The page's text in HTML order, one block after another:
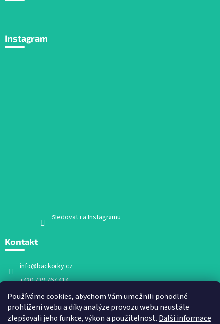
Používáme cookies, abychom Vám umožnili pohodlné
prohlížení webu a díky analýze provozu webu neustále
zlepšovali jeho funkce, výkon a použitelnost. Další informace
Instagram
Sledovat na Instagramu
Kontakt
info@backorky.cz
+420 739 767 414
Facebook
backorky.cz